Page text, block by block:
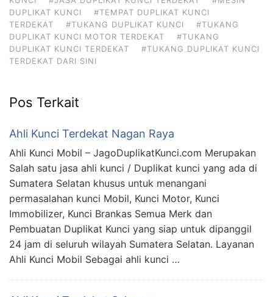
DUPLIKAT KUNCI
#TEMPAT DUPLIKAT KUNCI
TERDEKAT
#TUKANG DUPLIKAT KUNCI
#TUKANG
DUPLIKAT KUNCI MOTOR TERDEKAT
#TUKANG
DUPLIKAT KUNCI TERDEKAT
#TUKANG DUPLIKAT KUNCI
TERDEKAT DARI SINI
Pos Terkait
Ahli Kunci Terdekat Nagan Raya
Ahli Kunci Mobil – JagoDuplikatKunci.com Merupakan
Salah satu jasa ahli kunci / Duplikat kunci yang ada di
Sumatera Selatan khusus untuk menangani
permasalahan kunci Mobil, Kunci Motor, Kunci
Immobilizer, Kunci Brankas Semua Merk dan
Pembuatan Duplikat Kunci yang siap untuk dipanggil
24 jam di seluruh wilayah Sumatera Selatan. Layanan
Ahli Kunci Mobil Sebagai ahli kunci …